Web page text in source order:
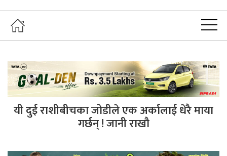
यी दुई राशीबीचका जोडीले एक अर्कालाई धेरै माया
गर्छन् ! जानी राखौ